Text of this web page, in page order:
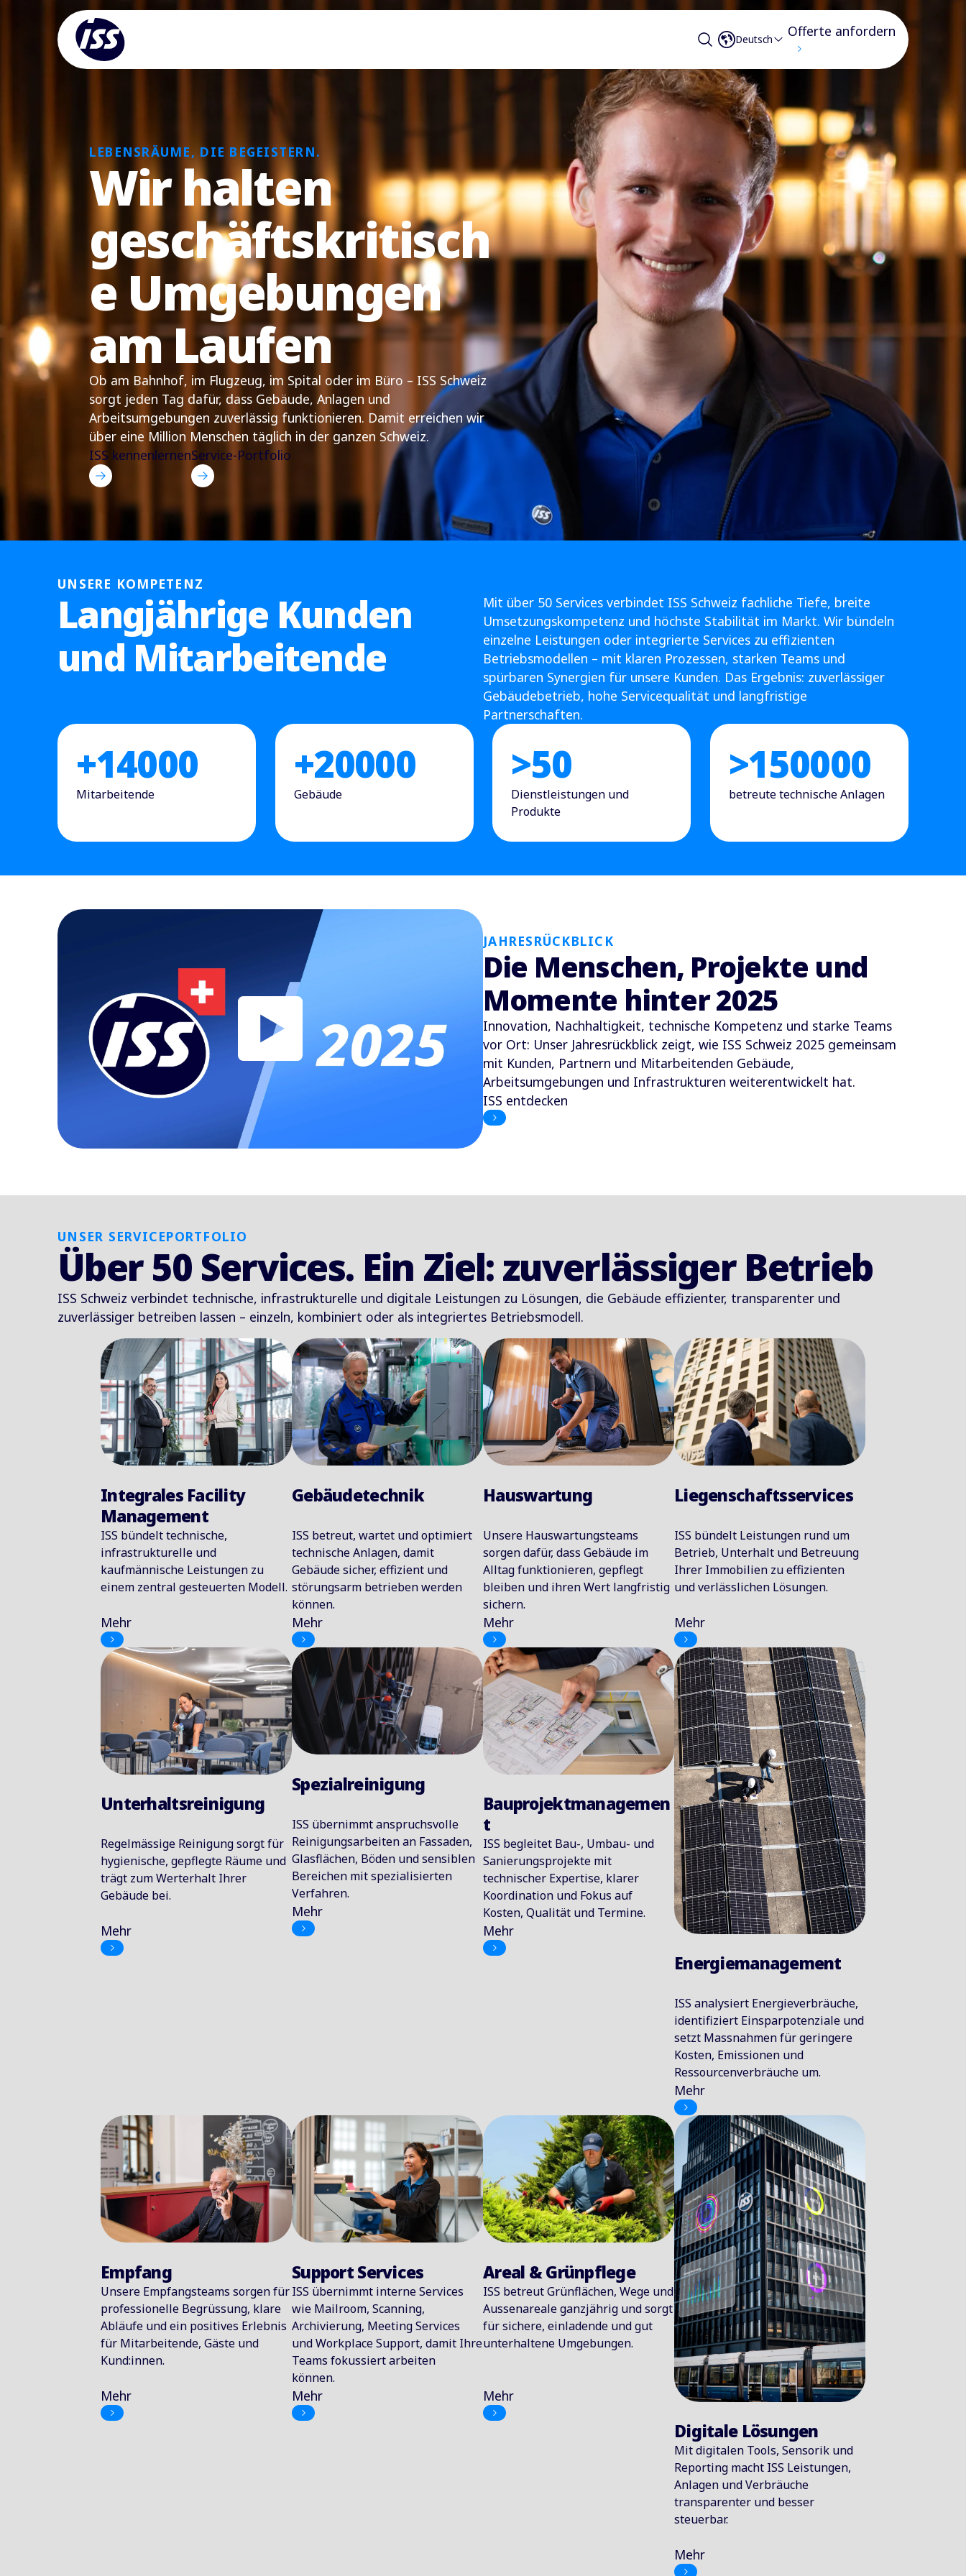
Deutsch Offerte anfordern
LEBENSRÄUME, DIE BEGEISTERN.
Wir halten
geschäftskritisch
e Umgebungen
am Laufen
Ob am Bahnhof, im Flugzeug, im Spital oder im Büro – ISS Schweiz
sorgt jeden Tag dafür, dass Gebäude, Anlagen und
Arbeitsumgebungen zuverlässig funktionieren. Damit erreichen wir
über eine Million Menschen täglich in der ganzen Schweiz.
ISS kennenlernenService-Portfolio
UNSERE KOMPETENZ
Langjährige Kunden
und Mitarbeitende
Mit über 50 Services verbindet ISS Schweiz fachliche Tiefe, breite
Umsetzungskompetenz und höchste Stabilität im Markt. Wir bündeln
einzelne Leistungen oder integrierte Services zu effizienten
Betriebsmodellen – mit klaren Prozessen, starken Teams und
spürbaren Synergien für unsere Kunden. Das Ergebnis: zuverlässiger
Gebäudebetrieb, hohe Servicequalität und langfristige
Partnerschaften.
+14000
Mitarbeitende
+20000
Gebäude
>50
Dienstleistungen und
Produkte
>150000
betreute technische Anlagen
JAHRESRÜCKBLICK
Die Menschen, Projekte und
Momente hinter 2025
Innovation, Nachhaltigkeit, technische Kompetenz und starke Teams
vor Ort: Unser Jahresrückblick zeigt, wie ISS Schweiz 2025 gemeinsam
mit Kunden, Partnern und Mitarbeitenden Gebäude,
Arbeitsumgebungen und Infrastrukturen weiterentwickelt hat.
ISS entdecken
UNSER SERVICEPORTFOLIO
Über 50 Services. Ein Ziel: zuverlässiger Betrieb
ISS Schweiz verbindet technische, infrastrukturelle und digitale Leistungen zu Lösungen, die Gebäude effizienter, transparenter und
zuverlässiger betreiben lassen – einzeln, kombiniert oder als integriertes Betriebsmodell.
Integrales Facility
Management
ISS bündelt technische,
infrastrukturelle und
kaufmännische Leistungen zu
einem zentral gesteuerten Modell.
Mehr
Gebäudetechnik
ISS betreut, wartet und optimiert
technische Anlagen, damit
Gebäude sicher, effizient und
störungsarm betrieben werden
können.
Mehr
Hauswartung
Unsere Hauswartungsteams
sorgen dafür, dass Gebäude im
Alltag funktionieren, gepflegt
bleiben und ihren Wert langfristig
sichern.
Mehr
Liegenschaftsservices
ISS bündelt Leistungen rund um
Betrieb, Unterhalt und Betreuung
Ihrer Immobilien zu effizienten
und verlässlichen Lösungen.
Mehr
Unterhaltsreinigung
Regelmässige Reinigung sorgt für
hygienische, gepflegte Räume und
trägt zum Werterhalt Ihrer
Gebäude bei.
Mehr
Spezialreinigung
ISS übernimmt anspruchsvolle
Reinigungsarbeiten an Fassaden,
Glasflächen, Böden und sensiblen
Bereichen mit spezialisierten
Verfahren.
Mehr
Bauprojektmanagemen
t
ISS begleitet Bau-, Umbau- und
Sanierungsprojekte mit
technischer Expertise, klarer
Koordination und Fokus auf
Kosten, Qualität und Termine.
Mehr
Energiemanagement
ISS analysiert Energieverbräuche,
identifiziert Einsparpotenziale und
setzt Massnahmen für geringere
Kosten, Emissionen und
Ressourcenverbräuche um.
Mehr
Empfang
Unsere Empfangsteams sorgen für
professionelle Begrüssung, klare
Abläufe und ein positives Erlebnis
für Mitarbeitende, Gäste und
Kund:innen.
Mehr
Support Services
ISS übernimmt interne Services
wie Mailroom, Scanning,
Archivierung, Meeting Services
und Workplace Support, damit Ihre
Teams fokussiert arbeiten
können.
Mehr
Areal & Grünpflege
ISS betreut Grünflächen, Wege und
Aussenareale ganzjährig und sorgt
für sichere, einladende und gut
unterhaltene Umgebungen.
Mehr
Digitale Lösungen
Mit digitalen Tools, Sensorik und
Reporting macht ISS Leistungen,
Anlagen und Verbräuche
transparenter und besser
steuerbar.
Mehr